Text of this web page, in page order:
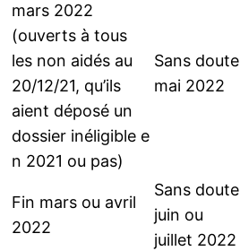
mars 2022
(ouverts à tous
les non aidés au
20/12/21, qu’ils
aient déposé un
dossier inéligible e
n 2021 ou pas)
Sans doute
mai 2022
Fin mars ou avril
2022
Sans doute
juin ou
juillet 2022